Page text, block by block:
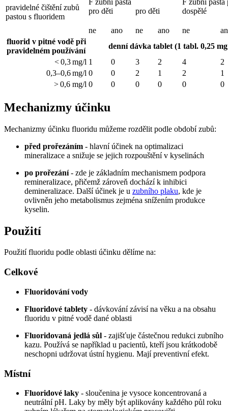
pravidelné čištění zubů
pastou s fluoridem
pro děti
pro děti
dospělé
ne ano ne ano ne
fluorid v pitné vodě při
pravidelném používání
denní dávka tablet (1 tabl. 0,25
< 0,3 mg/l 1 0 3 2 4
2
0,3–0,6 mg/l 0 0 2 1 2
1
> 0,6 mg/l 0 0 0 0 0 0
Mechanizmy účinku
Mechanizmy účinku fluoridu můžeme rozdělit podle období zubů:
před prořezáním - hlavní účinek na optimalizaci
mineralizace a snižuje se jejich rozpouštění v kyselinách
po prořezání- zde je základním mechanismem podpora
remineralizace, přičemž zároveň dochází k inhibici
demineralizace. Další účinek je u zubního plaku, kde je
ovlivněn jeho metabolismus zejména snížením produkce
kyselin.
Použití
Použití fluoridu podle oblasti účinku dělíme na:
Celkové
Fluoridování vody
Fluoridové tablety - dávkování závisí na věku a na obsahu
fluoridu v pitné vodě dané oblasti
Fluoridovaná jedlá sůl - zajišťuje částečnou redukci zubního
kazu. Používá se například u pacientů, kteří jsou krátkodobě
neschopni udržovat ústní hygienu. Mají preventivní efekt.
Místní
Fluoridové laky - sloučenina je vysoce koncentrovaná a
neutrální pH. Laky by měly být aplikovány každého půl roku